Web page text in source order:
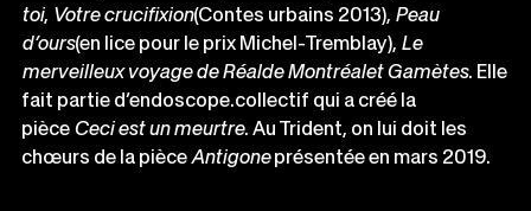
toi, Votre crucifixion(Contes urbains 2013), Peau
d’ours(en lice pour le prix Michel-Tremblay), Le
merveilleux voyage de Réalde Montréalet Gamètes. Elle
fait partie d’endoscope.collectif qui a créé la
pièce Ceci est un meurtre. Au Trident, on lui doit les
chœurs de la pièce Antigoneprésentée en mars 2019.